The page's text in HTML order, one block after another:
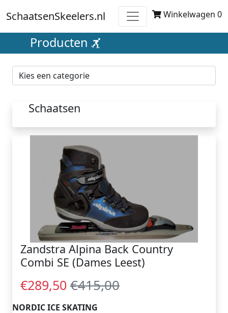
SchaatsenSkeelers.nl Winkelwagen 0
Producten
Schaatsen
Zandstra Alpina Back Country
Combi SE (Dames Leest)
€289,50 €415,00
NORDIC ICE SKATING